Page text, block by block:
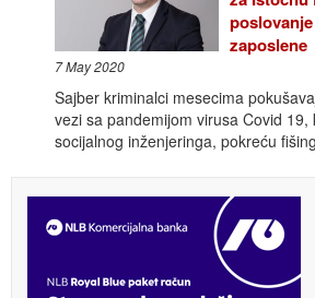
zaposlene
7 May 2020
Sajber kriminalci mesecima
vezi sa pandemijom virusa Covid 19,
socijalnog inženjeringa, pokreću